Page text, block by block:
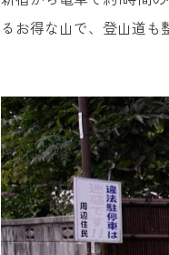
るお得な山で、登山道